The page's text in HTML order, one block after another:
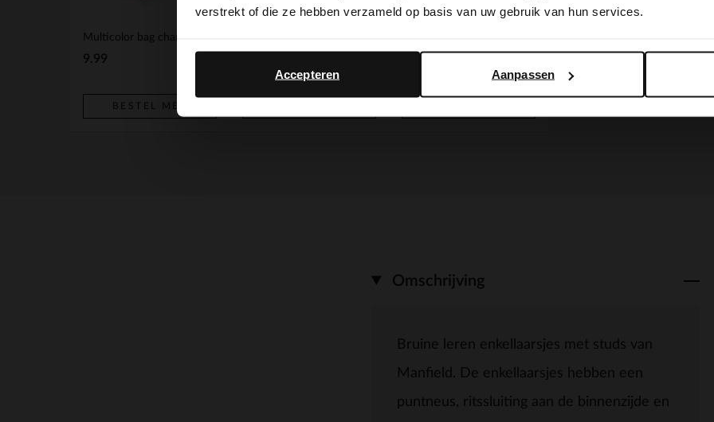
verstrekt of die ze hebben verzameld op basis van uw gebruik van hun services.
Aanpassen
Accepteren
Multicolor bag charm
9.99
BESTEL MEE
Omschrijving
Bruine leren enkellaarsjes met studs van
Manfield. De enkellaarsjes hebben een
puntneus, ritssluiting aan de binnenzijde en